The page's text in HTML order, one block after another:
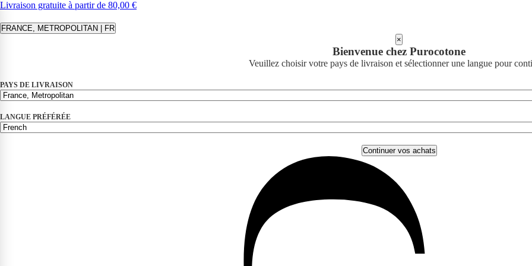
Livraison gratuite à partir de 80,00 €
FRANCE, METROPOLITAN | FR
×
Bienvenue chez Purocotone
Veuillez choisir votre pays de livraison et sélectionner une langue pour
PAYS DE LIVRAISON
LANGUE PRÉFÉRÉE
Continuer vos achats